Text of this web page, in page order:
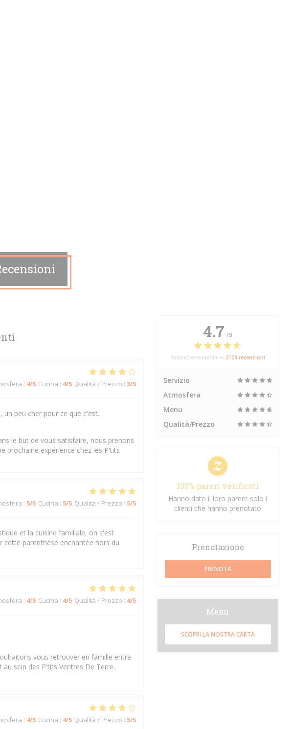
: 4/5 Cucina : 4/5 Qualità / Prezzo : 3/5
peu cher pour ce que c'est.
le but de vous satisfaire, nous prenons
prochaine expérience chez les P'tits
: 5/5 Cucina : 5/5 Qualità / Prezzo : 5/5
et la cuisine familiale, on s'est
cette parenthèse enchantée hors du
: 4/5 Cucina : 4/5 Qualità / Prezzo : 4/5
vous retrouver en famille entre
sein des P'tits Ventres De Terre.
: 4/5 Cucina : 4/5 Qualità / Prezzo : 5/5
4.7 /5
Valutazione media — 2104 recensioni
Servizio
Atmosfera
Menu
Qualità/Prezzo
100% pareri verificati
Hanno dato il loro parere solo i
clienti che hanno prenotato
Prenotazione
PRENOTA
Menu
SCOPRI LA NOSTRA CARTA